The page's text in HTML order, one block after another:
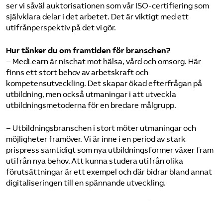
ser vi såväl auktorisationen som vår ISO-certifiering som
självklara delar i det arbetet. Det är viktigt med ett
utifrånperspektiv på det vi gör.
Hur tänker du om framtiden för branschen?
– MedLearn är nischat mot hälsa, vård och omsorg. Här
finns ett stort behov av arbetskraft och
kompetensutveckling. Det skapar ökad efterfrågan på
utbildning, men också utmaningar i att utveckla
utbildningsmetoderna för en bredare målgrupp.
– Utbildningsbranschen i stort möter utmaningar och
möjligheter framöver. Vi är inne i en period av stark
prispress samtidigt som nya utbildningsformer växer fram
utifrån nya behov. Att kunna studera utifrån olika
förutsättningar är ett exempel och där bidrar bland annat
digitaliseringen till en spännande utveckling.